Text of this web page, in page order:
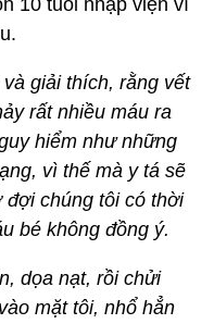
10 tuổi nhập viện vì
giải thích, rằng vết
rất nhiều máu ra
hiểm như những
vì thế mà y tá sẽ
chúng tôi có thời
bé không đồng ý.
dọa nạt, rồi chửi
mặt tôi, nhổ hẳn